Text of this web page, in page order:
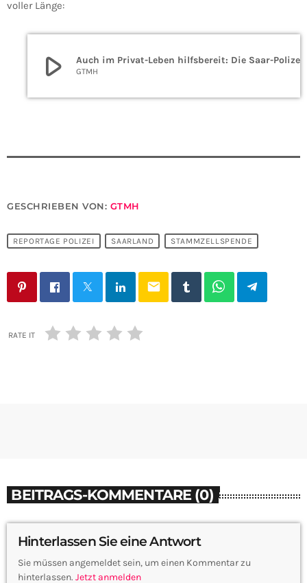
voller Länge:
play_arrow GTMH
GESCHRIEBEN VON: GTMH
REPORTAGE POLIZEI SAARLAND STAMMZELLSPENDE
email
RATE IT
BEITRAGS-KOMMENTARE (0)
Hinterlassen Sie eine Antwort
Sie müssen angemeldet sein, um einen Kommentar zu
hinterlassen. Jetzt anmelden